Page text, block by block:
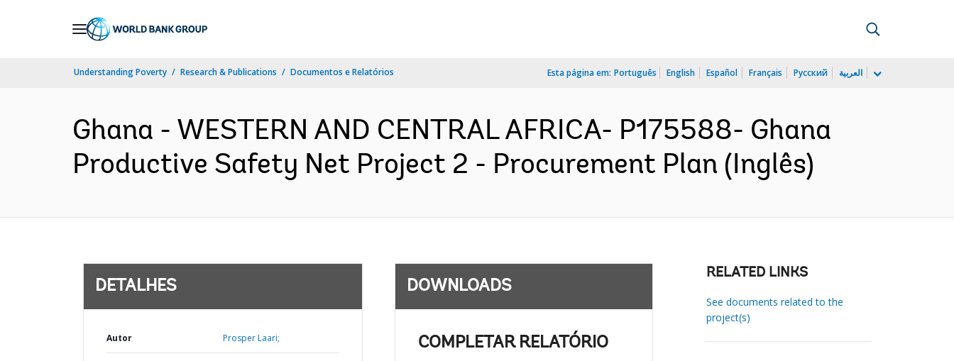
Understanding Poverty Research & Publications Documentos e Relatórios Esta página em: Português English Español Français Русский العربية
Ghana - WESTERN AND CENTRAL AFRICA- P175588- Ghana
Productive Safety Net Project 2 - Procurement Plan (Inglês)
DETALHES
Autor Prosper Laari;
DOWNLOADS
COMPLETAR RELATÓRIO
RELATED LINKS
See documents related to the
project(s)